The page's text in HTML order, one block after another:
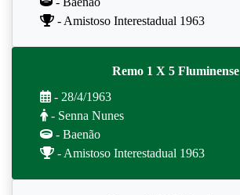
- Amistoso Interestadual 1963
Remo 1 X 5 Fluminense
- 28/4/1963
- Senna Nunes
- Baenão
- Amistoso Interestadual 1963